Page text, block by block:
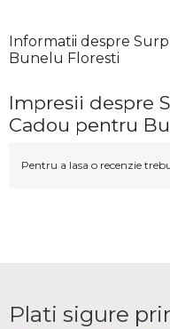
Informatii despre
Bunelu Floresti
Impresii despre
Cadou pentru
Pentru a lasa o recenzie
Plati sigure